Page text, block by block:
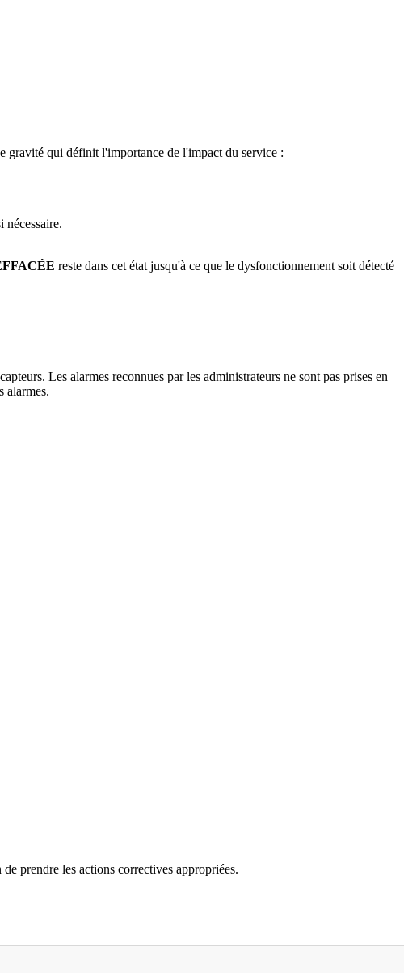
gravité qui définit l'importance de l'impact du service :
nécessaire.
reste dans cet état jusqu'à ce que le dysfonctionnement soit détecté
Les alarmes reconnues par les administrateurs ne sont pas prises en
alarmes.
prendre les actions correctives appropriées.